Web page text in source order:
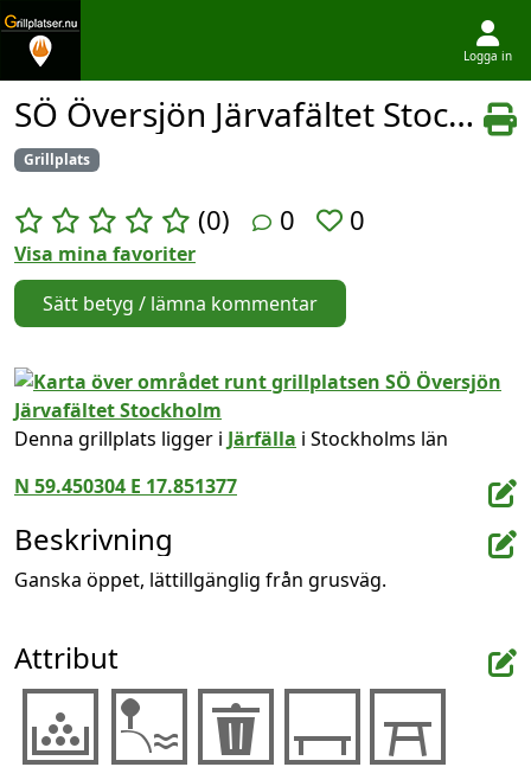
Hoppa till innehållet
Logga in
SÖ Översjön Järvafältet Stockholm
Grillplats
(0) 0 0
Visa mina favoriter
Sätt betyg / lämna kommentar
Denna grillplats ligger i Järfälla i Stockholms län
N 59.450304 E 17.851377
Beskrivning
Ganska öppet, lättillgänglig från grusväg.
Attribut